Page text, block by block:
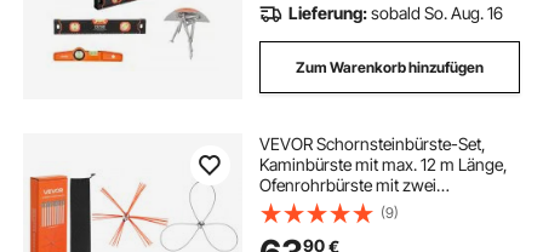
Lieferung:sobald So. Aug. 16
Zum Warenkorb hinzufügen
VEVOR Schornsteinbürste-Set,
Kaminbürste mit max. 12 m Länge,
Ofenrohrbürste mit zwei
Bürstenköpfen, Schornsteinfeger,
Kaminreinigungswerkzeug für
quadratische & rechteckige
(9)
90€